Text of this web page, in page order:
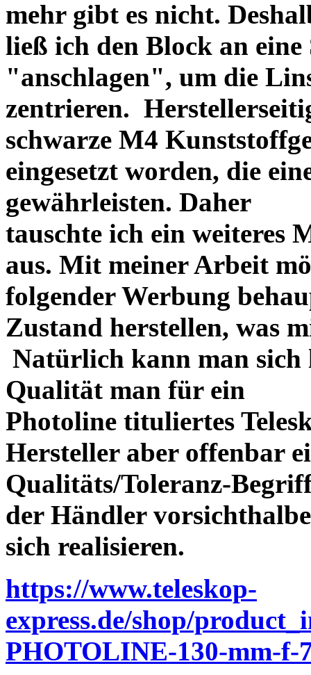
mehr gibt es nicht.
ließ ich den Block an eine
"anschlagen", um die
zentrieren.
schwarze M4
eingesetzt worden, die
gewährleisten. Daher
tauschte ich ein weiteres
aus. Mit meiner Arbeit
folgender Werbung
Zustand herstellen, was
Natürlich kann man sich
Qualität man für ein
Photoline tituliertes
Hersteller aber offenbar
Qualitäts/Toleranz-
der Händler
sich realisieren.
https://www.teleskop-
express.de/shop/
PHOTOLINE-130-mm-f-